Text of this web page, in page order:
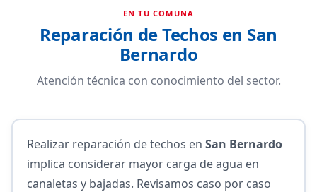
EN TU COMUNA
Reparación de Techos en San
Bernardo
Atención técnica con conocimiento del sector.
Realizar reparación de techos en San Bernardo
implica considerar mayor carga de agua en
canaletas y bajadas. Revisamos caso por caso